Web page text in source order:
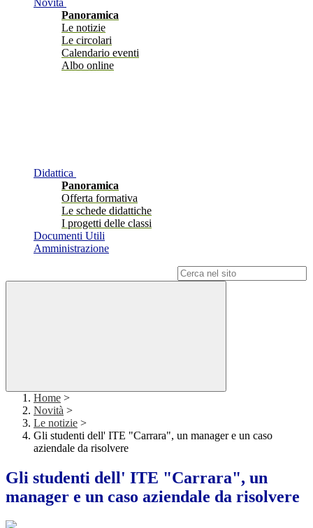
Novità
Panoramica
Le notizie
Le circolari
Calendario eventi
Albo online
Didattica
Panoramica
Offerta formativa
Le schede didattiche
I progetti delle classi
Documenti Utili
Amministrazione
Home >
Novità >
Le notizie >
Gli studenti dell' ITE "Carrara", un manager e un caso
aziendale da risolvere
Gli studenti dell' ITE "Carrara", un
manager e un caso aziendale da risolvere